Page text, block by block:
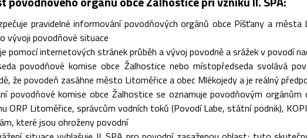
pravidelné informování povodňových orgánů obce Píšťany a
vývoji povodňové situace
pomocí internetových stránek průběh a vývoj povodně a srážek v povodí
povodňové komise obce Žalhostice nebo místopředseda svolává
že povodeň zasáhne město Litoměřice a obec Mlékojedy a je reálný
povodňové komise obce Žalhostice se oznamuje povodňovým
ORP Litoměřice, správcům vodních toků (Povodí Labe, státní podnik),
které jsou ohroženy povodní